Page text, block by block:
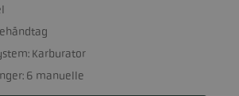
Karburator
6 manuelle